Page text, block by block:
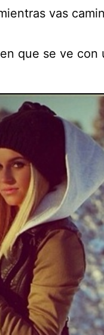
vas
que se ve con